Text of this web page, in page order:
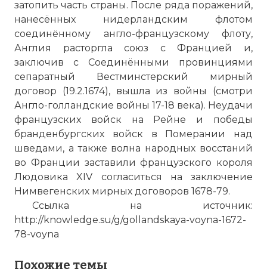
затопить часть страны. После ряда поражений,
нанесённых нидерландским флотом
соединённому англо-французскому флоту,
Англия расторгла союз с Францией и,
заключив с Соединёнными провинциями
сепаратный Вестминстерский мирный
договор (19.2.1674), вышла из войны (смотри
Англо-голландские войны 17-18 века). Неудачи
французских войск на Рейне и победы
бранденбургских войск в Померании над
шведами, а также волна народных восстаний
во Франции заставили французского короля
Людовика XIV согласиться на заключение
Нимвегенских мирных договоров 1678-79.
Ссылка на источник:
http://knowledge.su/g/gollandskaya-voyna-1672-
78-voyna
Похожие темы